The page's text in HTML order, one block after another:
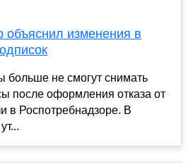
объяснил изменения в
не смогут снимать
после оформления отказа от
в Роспотребнадзоре. В